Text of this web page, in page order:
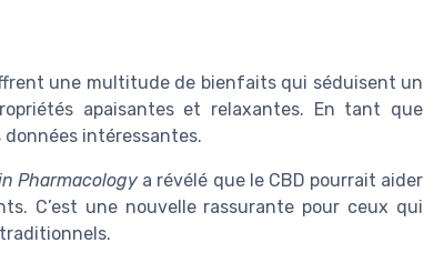
une multitude de bienfaits qui séduisent un
apaisantes et relaxantes. En tant que
intéressantes.
Pharmacology a révélé que le CBD pourrait aider
C’est une nouvelle rassurante pour ceux qui